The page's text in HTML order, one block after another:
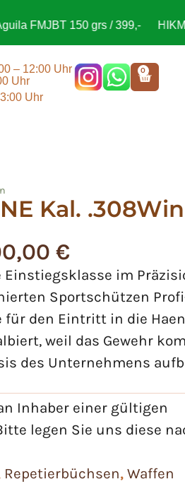
150 grs / 399,-
– 12:00 Uhr
Uhr
Uhr
0
Kal. .308Win
€
Einstiegsklasse im
Sportschützen
den Eintritt in die
weil das Gewehr
des Unternehmens
Inhaber einer gültigen
legen Sie uns diese
Repetierbüchsen, Waffen